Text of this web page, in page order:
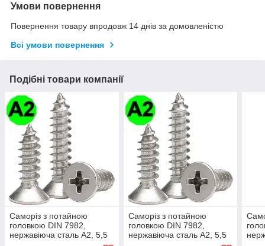
Умови повернення
Повернення товару впродовж 14 днів за домовленістю
Всі умови повернення
Подібні товари компанії
Саморіз з потайною
головкою DIN 7982,
нержавіюча сталь А2, 5,5
Саморіз з потайною
головкою DIN 7982,
нержавіюча сталь А2, 5,5